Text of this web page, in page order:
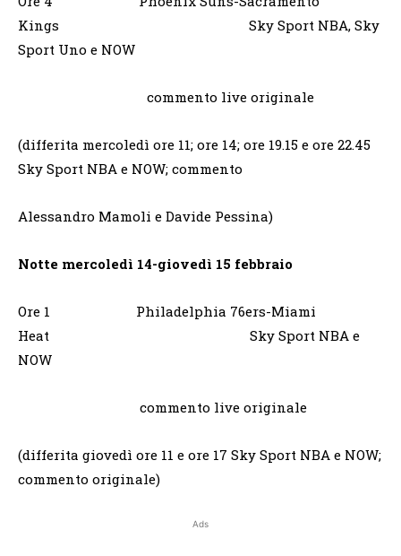
Kings Sky Sport NBA, Sky
Sport Uno e NOW
commento live originale
(differita mercoledì ore 11; ore 14; ore 19.15 e ore 22.45
Sky Sport NBA e NOW; commento
Alessandro Mamoli e Davide Pessina)
Notte mercoledì 14-giovedì 15 febbraio
Ore 1 Philadelphia 76ers-Miami
Heat Sky Sport NBA e
NOW
commento live originale
(differita giovedì ore 11 e ore 17 Sky Sport NBA e NOW;
commento originale)
Ads